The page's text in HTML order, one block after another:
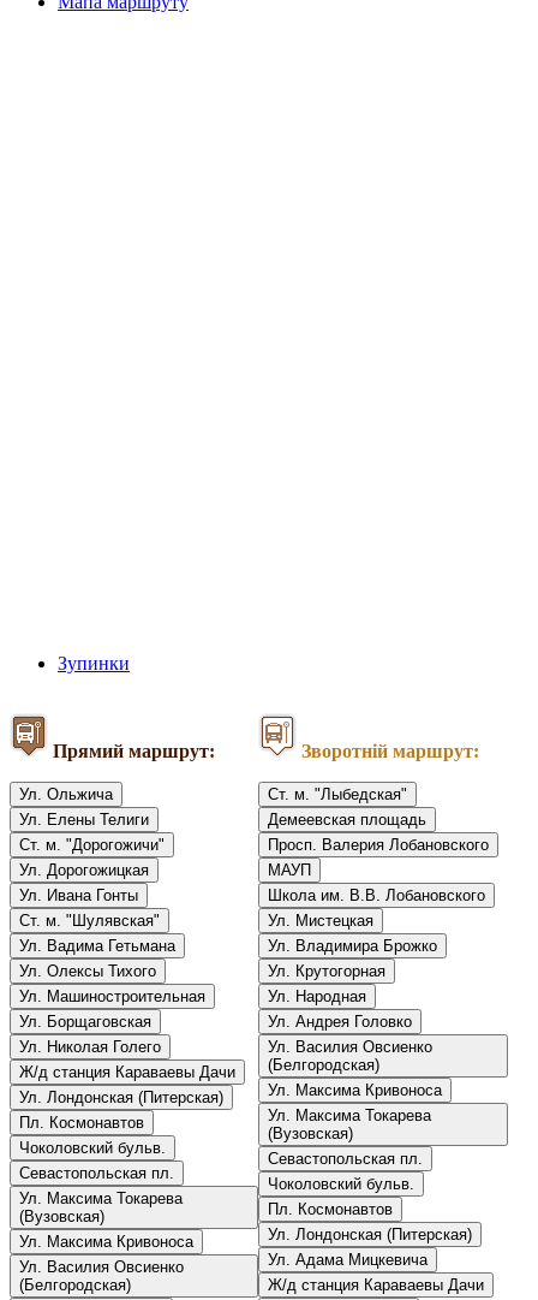
Зупинки
Прямий маршрут:
Ул. Ольжича
Ул. Елены Телиги
Ст. м. "Дорогожичи"
Ул. Дорогожицкая
Ул. Ивана Гонты
Ст. м. "Шулявская"
Ул. Вадима Гетьмана
Ул. Олексы Тихого
Ул. Машиностроительная
Ул. Борщаговская
Ул. Николая Голего
Ж/д станция Караваевы Дачи
Ул. Лондонская (Питерская)
Пл. Космонавтов
Чоколовский бульв.
Севастопольская пл.
Ул. Максима Токарева
(Вузовская)
Ул. Максима Кривоноса
Ул. Василия Овсиенко
(Белгородская)
Зворотній маршрут:
Ст. м. "Лыбедская"
Демеевская площадь
Просп. Валерия Лобановского
МАУП
Школа им. В.В. Лобановского
Ул. Мистецкая
Ул. Владимира Брожко
Ул. Крутогорная
Ул. Народная
Ул. Андрея Головко
Ул. Василия Овсиенко
(Белгородская)
Ул. Максима Кривоноса
Ул. Максима Токарева
(Вузовская)
Севастопольская пл.
Чоколовский бульв.
Пл. Космонавтов
Ул. Лондонская (Питерская)
Ул. Адама Мицкевича
Ж/д станция Караваевы Дачи